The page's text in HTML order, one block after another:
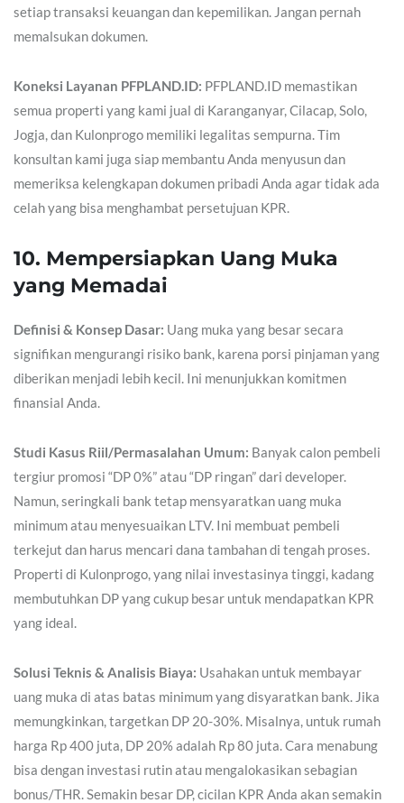
setiap transaksi keuangan dan kepemilikan. Jangan pernah
memalsukan dokumen.
Koneksi Layanan PFPLAND.ID: PFPLAND.ID memastikan
semua properti yang kami jual di Karanganyar, Cilacap, Solo,
Jogja, dan Kulonprogo memiliki legalitas sempurna. Tim
konsultan kami juga siap membantu Anda menyusun dan
memeriksa kelengkapan dokumen pribadi Anda agar tidak ada
celah yang bisa menghambat persetujuan KPR.
10. Mempersiapkan Uang Muka
yang Memadai
Definisi & Konsep Dasar: Uang muka yang besar secara
signifikan mengurangi risiko bank, karena porsi pinjaman yang
diberikan menjadi lebih kecil. Ini menunjukkan komitmen
finansial Anda.
Studi Kasus Riil/Permasalahan Umum: Banyak calon pembeli
tergiur promosi “DP 0%” atau “DP ringan” dari developer.
Namun, seringkali bank tetap mensyaratkan uang muka
minimum atau menyesuaikan LTV. Ini membuat pembeli
terkejut dan harus mencari dana tambahan di tengah proses.
Properti di Kulonprogo, yang nilai investasinya tinggi, kadang
membutuhkan DP yang cukup besar untuk mendapatkan KPR
yang ideal.
Solusi Teknis & Analisis Biaya: Usahakan untuk membayar
uang muka di atas batas minimum yang disyaratkan bank. Jika
memungkinkan, targetkan DP 20-30%. Misalnya, untuk rumah
harga Rp 400 juta, DP 20% adalah Rp 80 juta. Cara menabung
bisa dengan investasi rutin atau mengalokasikan sebagian
bonus/THR. Semakin besar DP, cicilan KPR Anda akan semakin